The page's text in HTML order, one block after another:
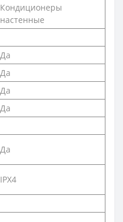
Кондиционеры
настенные
Да
Да
Да
Да
Да
IPX4